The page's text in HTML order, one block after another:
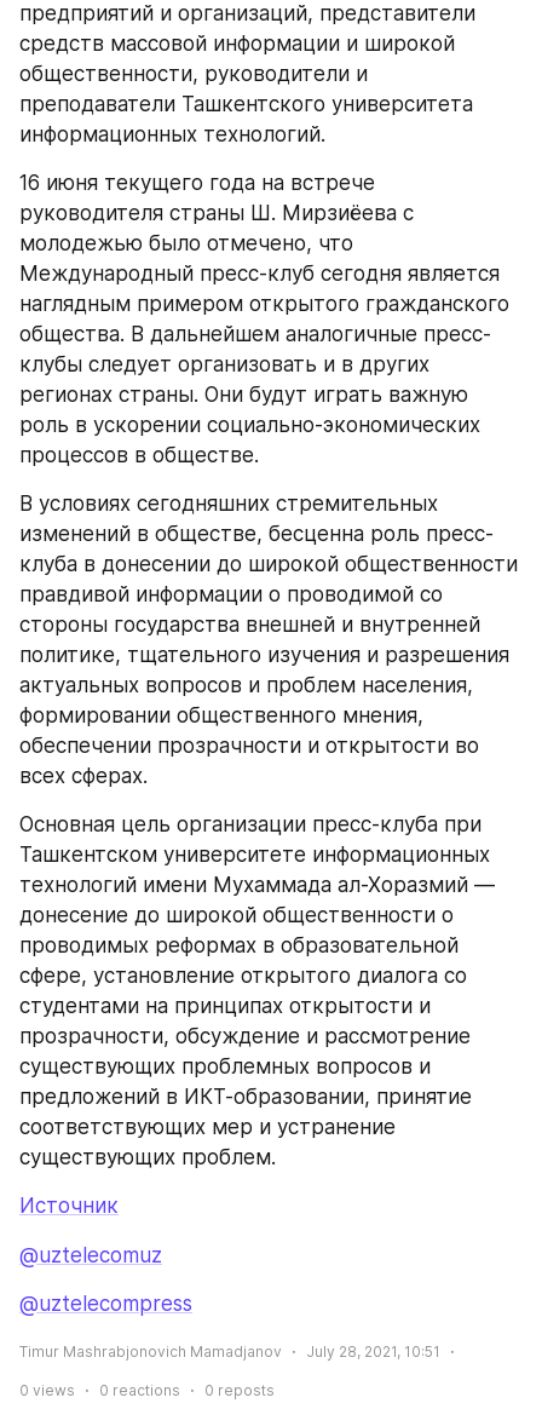
предприятий и организаций, представители
средств массовой информации и широкой
общественности, руководители и
преподаватели Ташкентского университета
информационных технологий.
16 июня текущего года на встрече
руководителя страны Ш. Мирзиёева с
молодежью было отмечено, что
Международный пресс-клуб сегодня является
наглядным примером открытого гражданского
общества. В дальнейшем аналогичные пресс-
клубы следует организовать и в других
регионах страны. Они будут играть важную
роль в ускорении социально-экономических
процессов в обществе.
В условиях сегодняшних стремительных
изменений в обществе, бесценна роль пресс-
клуба в донесении до широкой общественности
правдивой информации о проводимой со
стороны государства внешней и внутренней
политике, тщательного изучения и разрешения
актуальных вопросов и проблем населения,
формировании общественного мнения,
обеспечении прозрачности и открытости во
всех сферах.
Основная цель организации пресс-клуба при
Ташкентском университете информационных
технологий имени Мухаммада ал-Хоразмий —
донесение до широкой общественности о
проводимых реформах в образовательной
сфере, установление открытого диалога со
студентами на принципах открытости и
прозрачности, обсуждение и рассмотрение
существующих проблемных вопросов и
предложений в ИКТ-образовании, принятие
соответствующих мер и устранение
существующих проблем.
Источник
@uztelecomuz
@uztelecompress
Timur Mashrabjonovich Mamadjanov July 28, 2021, 10:51
0 views 0 reactions 0 reposts